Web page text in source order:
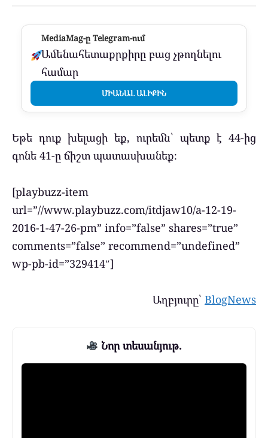
MediaMag-ը Telegram-ում
Ամենահետաքրքիրը բաց չթողնելու
համար
ՄԻԱՆԱԼ ԱԼԻՔԻՆ
Եթե դուք խելացի եք, ուրեմն՝ պետք է 44-ից
գոնե 41-ը ճիշտ պատասխանեք։
[playbuzz-item
url=”//www.playbuzz.com/itdjaw10/a-12-19-
2016-1-47-26-pm” info=”false” shares=”true”
comments=”false” recommend=”undefined”
wp-pb-id=”329414″]
Աղբյուրը՝ BlogNews
Նոր տեսանյութ.